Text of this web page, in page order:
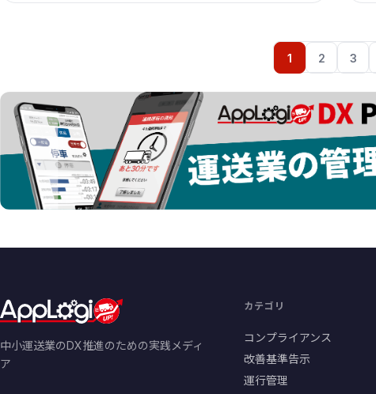
1 2 3
中小運送業のDX推進のための実践メディ
ア
カテゴリ
コンプライアンス
改善基準告示
運行管理